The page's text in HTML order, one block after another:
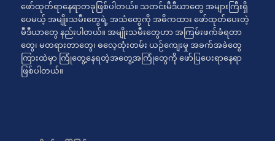
ဖော်ထုတ်ရာနေရာတခုဖြစ်ပါတယ်။ သတင်းမီဒီယာတွေ အများကြီးရှိ
ပေမယ့် အမျိုးသမီးတွေရဲ့ အသံတွေကို အဓိကထား ဖော်ထုတ်ပေးတဲ့
မီဒီယာတွေ နည်းပါတယ်။ အမျိုးသမီးတွေဟာ အကြမ်းဖက်ခံရတာ
တွေ၊ မတရားတာတွေ၊ ဓလေ့ထုံးတမ်း ယဉ်ကျေးမှု အခက်အခဲတွေ
ကြားထဲမှာ ကြုံတွေ့နေရတဲ့အတွေ့အကြုံတွေကို ဖော်ပြပေးရာနေရာ
ဖြစ်ပါတယ်။